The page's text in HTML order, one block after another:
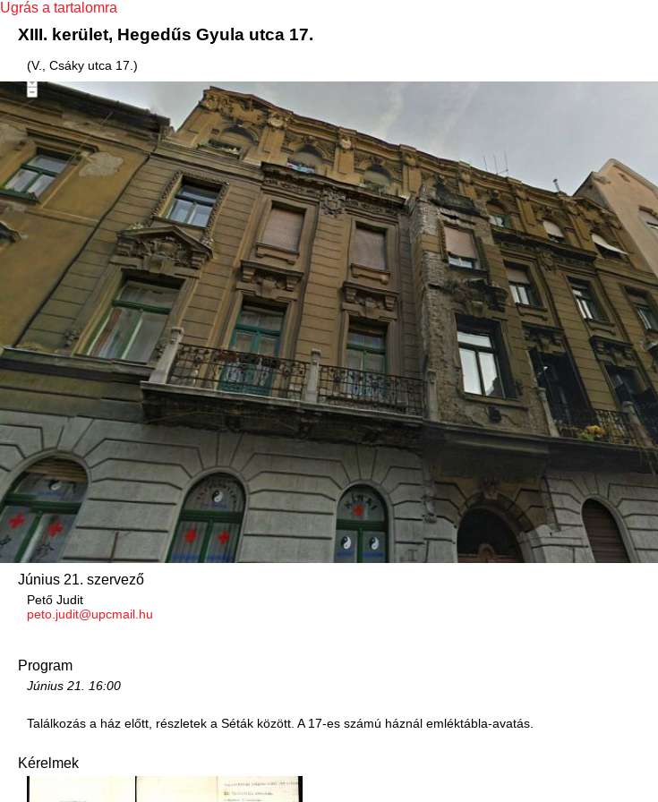
Ugrás a tartalomra
XIII. kerület, Hegedűs Gyula utca 17.
(V., Csáky utca 17.)
Június 21. szervező
Pető Judit
peto.judit@upcmail.hu
Program
Június 21. 16:00
Találkozás a ház előtt, részletek a Séták között. A 17-es számú háznál emléktábla-avatás.
Kérelmek